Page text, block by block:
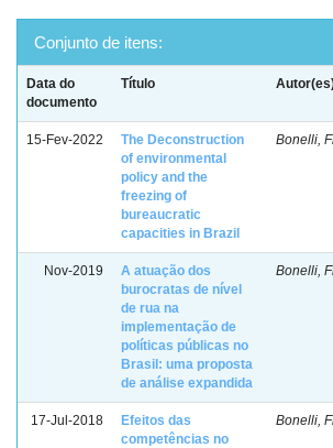
Conjunto de itens:
Data do
documento
Título
15-Fev-2022
The Deconstruction
of environmental
policy and the
freezing of
bureaucratic
capacities in Brazil
Bonelli,
Nov-2019
A atuação dos
burocratas de nível
de rua na
implementação de
políticas públicas no
Brasil: uma proposta
de análise expandida
Bonelli,
17-Jul-2018
Efeitos das
competências no
Bonelli,